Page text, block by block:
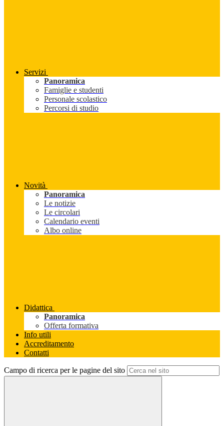
Servizi
Panoramica
Famiglie e studenti
Personale scolastico
Percorsi di studio
Novità
Panoramica
Le notizie
Le circolari
Calendario eventi
Albo online
Didattica
Panoramica
Offerta formativa
Info utili
Accreditamento
Contatti
Campo di ricerca per le pagine del sito